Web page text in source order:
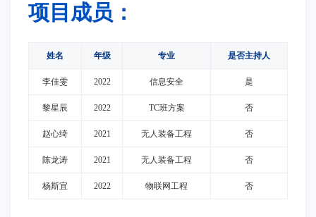
项目成员：
姓名 年级 专业 是否主持人
李佳雯 2022 信息安全 是
黎星辰 2022 TC班方案 否
赵心绮 2021 无人装备工程 否
陈龙涛 2021 无人装备工程 否
杨斯宜 2022 物联网工程 否